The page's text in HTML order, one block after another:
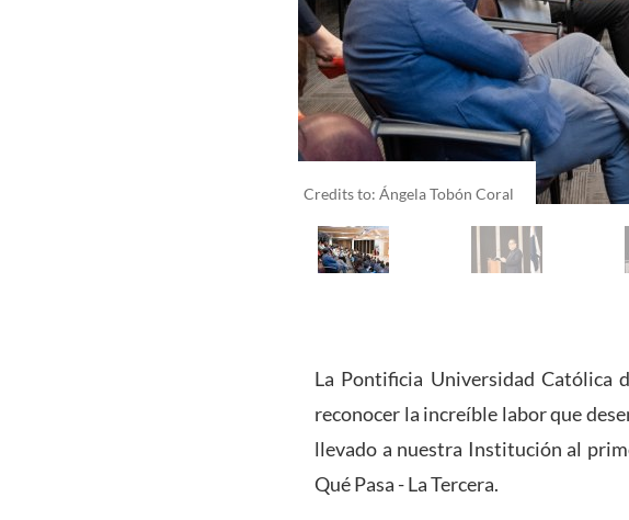
Credits to: Ángela Tobón Coral
La Pontificia Universidad Católica
reconocer la increíble labor que
llevado a nuestra Institución al
Qué Pasa - La Tercera.